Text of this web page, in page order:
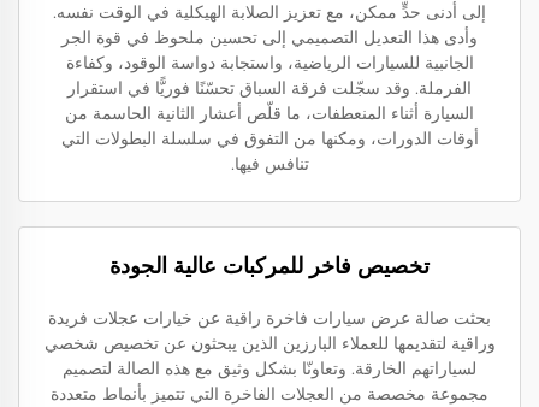
إلى أدنى حدٍّ ممكن، مع تعزيز الصلابة الهيكلية في الوقت نفسه.
وأدى هذا التعديل التصميمي إلى تحسين ملحوظ في قوة الجر
الجانبية للسيارات الرياضية، واستجابة دواسة الوقود، وكفاءة
الفرملة. وقد سجّلت فرقة السباق تحسّنًا فوريًّا في استقرار
السيارة أثناء المنعطفات، ما قلّص أعشار الثانية الحاسمة من
أوقات الدورات، ومكنها من التفوق في سلسلة البطولات التي
تنافس فيها.
تخصيص فاخر للمركبات عالية الجودة
بحثت صالة عرض سيارات فاخرة راقية عن خيارات عجلات فريدة
وراقية لتقديمها للعملاء البارزين الذين يبحثون عن تخصيص شخصي
لسياراتهم الخارقة. وتعاونّا بشكل وثيق مع هذه الصالة لتصميم
مجموعة مخصصة من العجلات الفاخرة التي تتميز بأنماط متعددة